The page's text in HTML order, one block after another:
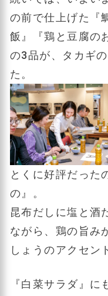
の前で仕上げた『
飯』『鶏と豆腐の
の3品が、タカギ
た。
とくに好評だった
の』。
昆布だしに塩と酒
ながら、鶏の旨み
しょうのアクセン
『白菜サラダ』